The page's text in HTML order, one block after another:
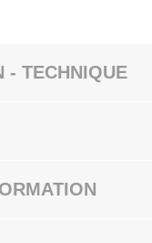
- TECHNIQUE